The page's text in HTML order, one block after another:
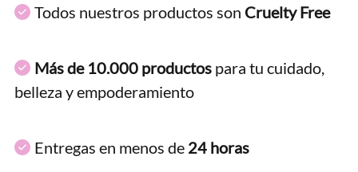
Todos nuestros productos son Cruelty Free
Más de 10.000 productos para tu cuidado,
belleza y empoderamiento
Entregas en menos de 24 horas